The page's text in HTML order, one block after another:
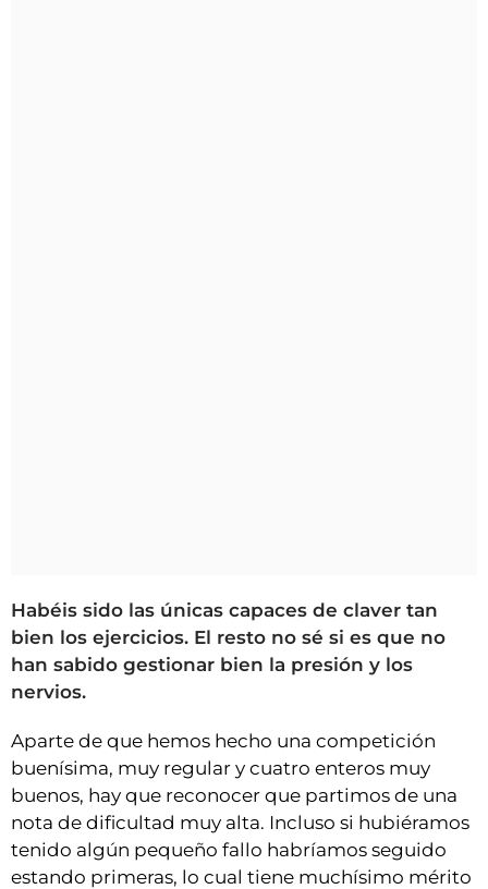
Habéis sido las únicas capaces de claver tan
bien los ejercicios. El resto no sé si es que no
han sabido gestionar bien la presión y los
nervios.
Aparte de que hemos hecho una competición
buenísima, muy regular y cuatro enteros muy
buenos, hay que reconocer que partimos de una
nota de dificultad muy alta. Incluso si hubiéramos
tenido algún pequeño fallo habríamos seguido
estando primeras, lo cual tiene muchísimo mérito